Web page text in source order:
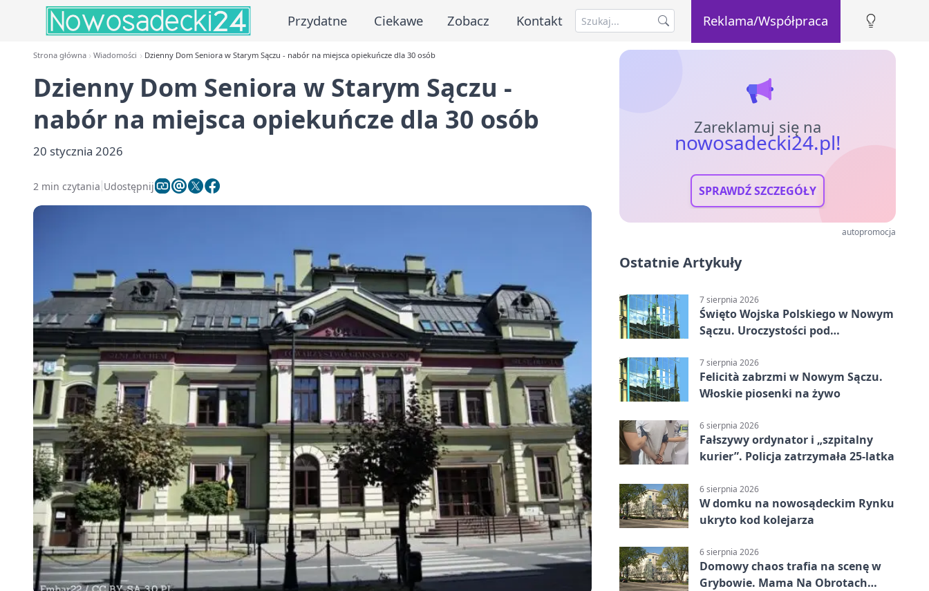
Przydatne Ciekawe Zobacz Kontakt Reklama/Współpraca
Strona główna Wiadomości Dzienny Dom Seniora w Starym Sączu - nabór na miejsca opiekuńcze dla 30 osób
Dzienny Dom Seniora w Starym Sączu -
nabór na miejsca opiekuńcze dla 30 osób
20 stycznia 2026
2 min czytania Udostępnij
Zareklamuj się na
nowosadecki24.pl!
SPRAWDŹ SZCZEGÓŁY
autopromocja
Ostatnie Artykuły
7 sierpnia 2026
Święto Wojska Polskiego w Nowym
Sączu. Uroczystości pod
7 sierpnia 2026
Felicità zabrzmi w Nowym Sączu.
Włoskie piosenki na żywo
6 sierpnia 2026
Fałszywy ordynator i „szpitalny
kurier”. Policja zatrzymała 25-latka
6 sierpnia 2026
W domku na nowosądeckim Rynku
ukryto kod kolejarza
6 sierpnia 2026
Domowy chaos trafia na scenę w
Grybowie. Mama Na Obrotach